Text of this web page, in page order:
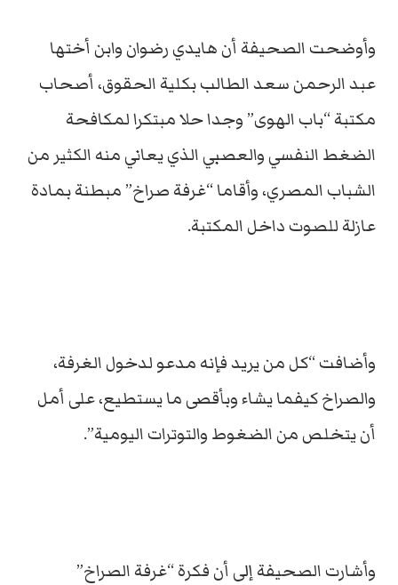
وأوضحت الصحيفة أن هايدي رضوان وابن أختها
عبد الرحمن سعد الطالب بكلية الحقوق، أصحاب
مكتبة “باب الهوى” وجدا حلا مبتكرا لمكافحة
الضغط النفسي والعصبي الذي يعاني منه الكثير من
الشباب المصري، وأقاما “غرفة صراخ” مبطنة بمادة
عازلة للصوت داخل المكتبة.
وأضافت “كل من يريد فإنه مدعو لدخول الغرفة،
والصراخ كيفما يشاء وبأقصى ما يستطيع، على أمل
أن يتخلص من الضغوط والتوترات اليومية”.
وأشارت الصحيفة إلى أن فكرة “غرفة الصراخ”